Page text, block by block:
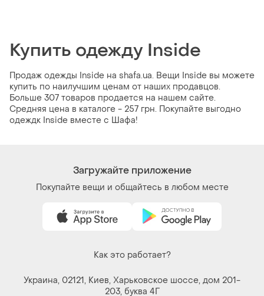
Купить одежду Inside
Продаж одежды Inside на shafa.ua. Вещи Inside вы можете
купить по наилучшим ценам от наших продавцов.
Больше 307 товаров продается на нашем сайте.
Средняя цена в каталоге - 257 грн. Покупайте выгодно
одеждк Inside вместе с Шафа!
Загружайте приложение
Покупайте вещи и общайтесь в любом месте
Как это работает?
Украина, 02121, Киев, Харьковское шоссе, дом 201-
203, буква 4Г